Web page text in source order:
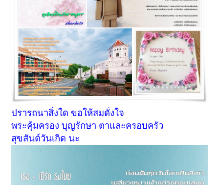
ปรารถนาสิ่งใด ขอให้สมดั่งใจ
พระคุ้มครอง บุญรักษา ตาและครอบครัว
สุขสันต์วันเกิด นะ